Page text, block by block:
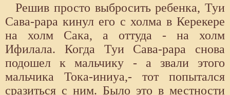
Решив просто выбросить ребенка, Туи
Сава-рара кинул его с холма в Керекере
на холм Сака, а оттуда - на холм
Ифилала. Когда Туи Сава-рара снова
подошел к мальчику - а звали этого
мальчика Тока-иниуа,- тот попытался
сразиться с ним. Было это в местности